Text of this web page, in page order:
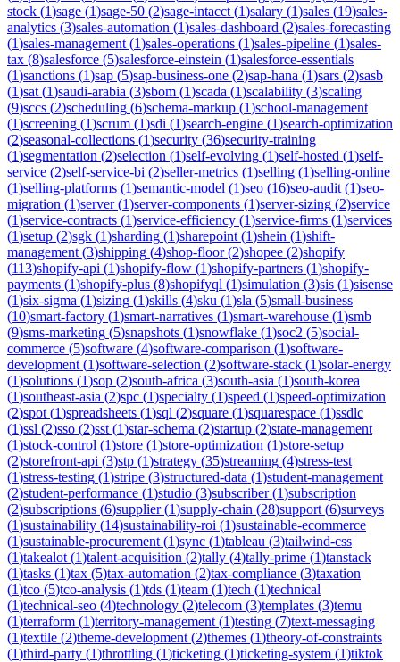
stock (1)sage (1)sage-50 (2)sage-intacct (1)salary (1)sales (19)sales-
analytics (3)sales-automation (1)sales-dashboard (2)sales-forecasting
(1)sales-management (1)sales-operations (1)sales-pipeline (1)sales-
tax (8)salesforce (5)salesforce-einstein (1)salesforce-essentials
(1)sanctions (1)sap (5)sap-business-one (2)sap-hana (1)sars (2)sasb
(1)sat (1)saudi-arabia (3)sbom (1)scada (1)scalability (3)scaling
(9)sccs (2)scheduling (6)schema-markup (1)school-management
(1)screening (1)scrum (1)sdi (1)search-engine (1)search-optimization
(2)seasonal-collections (1)security (36)security-training
(1)segmentation (2)selection (1)self-evolving (1)self-hosted (1)self-
service (2)self-service-bi (2)seller-metrics (1)selling (1)selling-online
(1)selling-platforms (1)semantic-model (1)seo (16)seo-audit (1)seo-
migration (1)server(1)server-components (1)server-sizing (2)service
(1)service-contracts (1)service-efficiency (1)service-firms (1)services
(1)setup (2)sgk (1)sharding (1)sharepoint (1)shein (1)shift-
management (3)shipping (4)shop-floor(2)shopee (2)shopify
(113)shopify-api (1)shopify-flow (1)shopify-partners (1)shopify-
payments (1)shopify-plus (8)shopifyql (1)simulation (3)sis (1)sisense
(1)six-sigma (1)sizing (1)skills (4)sku (1)sla (5)small-business
(10)smart-factory (1)smart-narratives (1)smart-warehouse (1)smb
(9)sms-marketing (5)snapshots (1)snowflake (1)soc2 (5)social-
commerce (5)software (4)software-comparison (1)software-
development (1)software-selection (2)software-stack (1)solar-energy
(1)solutions (1)sop (2)south-africa (3)south-asia (1)south-korea
(1)southeast-asia (2)spc (1)specialty (1)speed (1)speed-optimization
(2)spot (1)spreadsheets (1)sql (2)square (1)squarespace (1)ssdlc
(1)ssl (2)sso (2)sst (1)star-schema (2)startup (2)state-management
(1)stock-control (1)store (1)store-optimization (1)store-setup
(2)storefront-api (3)stp (1)strategy (35)streaming (4)stress-test
(1)stress-testing (1)stripe (3)structured-data (1)student-management
(2)student-performance (1)studio (3)subscriber(1)subscription
(2)subscriptions (6)supplier(1)supply-chain (28)support (6)surveys
(1)sustainability (14)sustainability-roi (1)sustainable-ecommerce
(1)sustainable-procurement (1)sync (1)tableau (3)tailwind-css
(1)takealot (1)talent-acquisition (2)tally (4)tally-prime (1)tanstack
(1)tasks (1)tax (5)tax-automation (2)tax-compliance (3)taxation
(1)tco (5)tco-analysis (1)tds (1)team (1)tech (1)technical
(1)technical-seo (4)technology (2)telecom (3)templates (3)temu
(1)terraform (1)territory-management (1)testing (7)text-messaging
(1)textile (2)theme-development (2)themes (1)theory-of-constraints
(1)third-party (1)throttling (1)ticketing (1)ticketing-system (1)tiktok